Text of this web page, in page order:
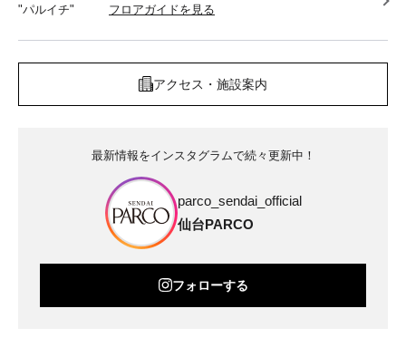
"パルイチ"
フロアガイドを見る
アクセス・施設案内
最新情報をインスタグラムで続々更新中！
parco_sendai_official
仙台PARCO
フォローする